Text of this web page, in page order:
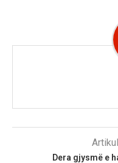
Dera gjysmë e